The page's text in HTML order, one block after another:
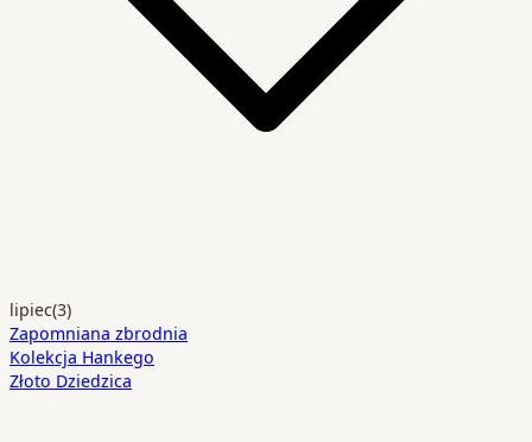
lipiec(3)
Zapomniana zbrodnia
Kolekcja Hankego
Złoto Dziedzica